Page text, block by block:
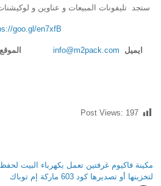
ستجد تليفونات المبيعات و عناوين و
goo.gl/en7xfB
ايميل info@m2pack.com
Post Views: 197
مكينة فاكيوم غرفتين تعمل بكهرباء البيت
لتخزينها أو تصديرها كود 603 ماركة إم توباك